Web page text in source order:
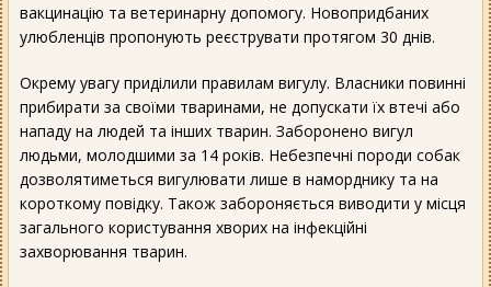
вакцинацію та ветеринарну допомогу. Новопридбаних
улюбленців пропонують реєструвати протягом 30 днів.
Окрему увагу приділили правилам вигулу. Власники повинні
прибирати за своїми тваринами, не допускати їх втечі або
нападу на людей та інших тварин. Заборонено вигул
людьми, молодшими за 14 років. Небезпечні породи собак
дозволятиметься вигулювати лише в наморднику та на
короткому повідку. Також забороняється виводити у місця
загального користування хворих на інфекційні
захворювання тварин.